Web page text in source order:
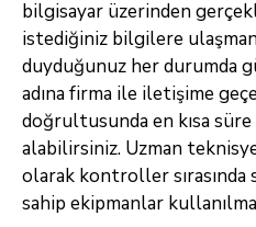
bilgisayar üzerinden
istediğiniz bilgilere
duyduğunuz her durumda
adına firma ile iletişime
doğrultusunda en kısa
alabilirsiniz. Uzman
olarak kontroller
sahip ekipmanlar